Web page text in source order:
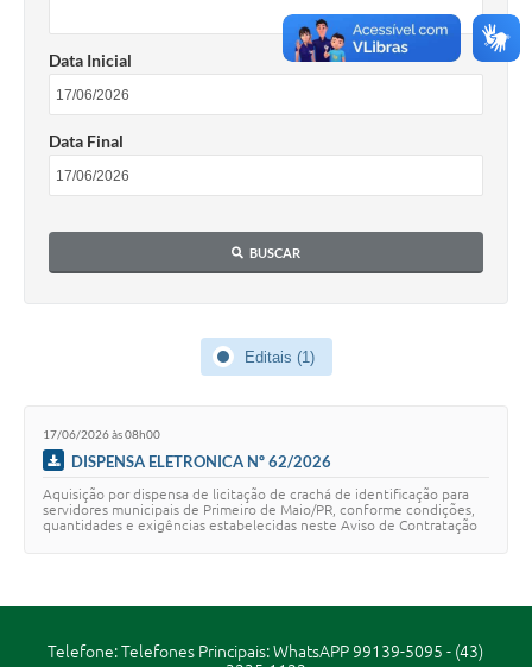
Intranet
Emails da Prefeitura
Audiências Públicas
Turismo
Obras
Data Inicial
Data Final
BUSCAR
Editais (1)
17/06/2026 às 08h00
DISPENSA ELETRONICA Nº 62/2026
Aquisição por dispensa de licitação de crachá de identificação para
servidores municipais de Primeiro de Maio/PR, conforme condições,
quantidades e exigências estabelecidas neste Aviso de Contratação
Telefone: Telefones Principais: WhatsAPP 99139-5095 - (43)